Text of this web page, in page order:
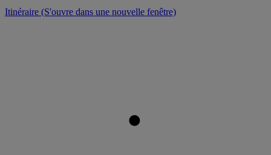
Itinéraire (S'ouvre dans une nouvelle fenêtre)